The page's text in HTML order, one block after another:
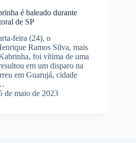
é baleado durante
de SP
feira (24), o
Ramos Silva, mais
foi vítima de uma
em um disparo na
em Guarujá, cidade
de maio de 2023